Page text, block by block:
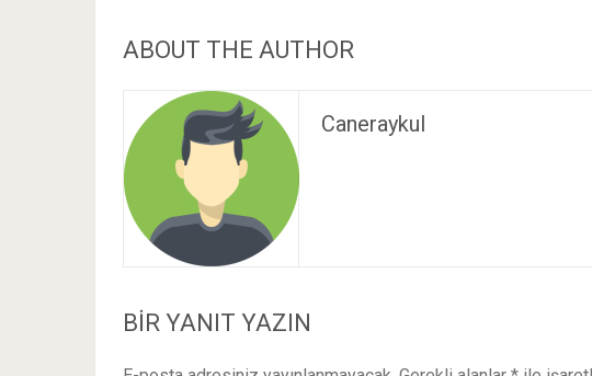
ABOUT THE AUTHOR
Caneraykul
BIR YANIT YAZIN